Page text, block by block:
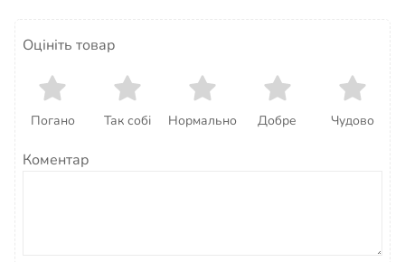
Оцініть товар
Погано Так собі Нормально Добре Чудово
Коментар